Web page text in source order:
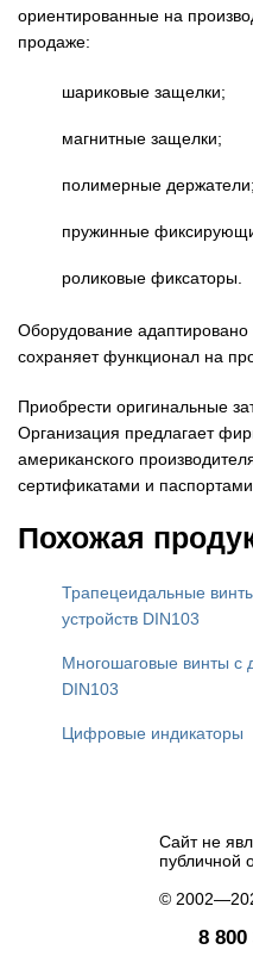
ориентированные на
продаже:
шариковые защелки;
магнитные защелки;
полимерные держатели;
пружинные
роликовые фиксаторы.
Оборудование адаптировано
сохраняет функционал на
Приобрести оригинальные
Организация предлагает
американского
сертификатами и паспортами.
Похожая
Трапецеидальные
устройств DIN103
Многошаговые винты c
DIN103
Цифровые индикаторы
Сайт не
публичной
©
8 800